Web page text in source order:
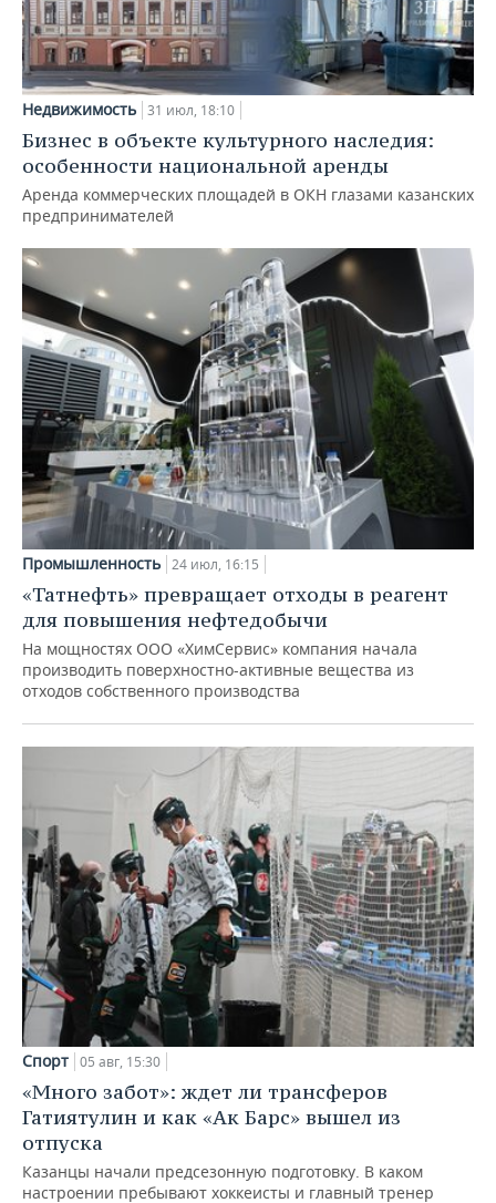
Недвижимость 31 июл, 18:10
Бизнес в объекте культурного наследия:
особенности национальной аренды
Аренда коммерческих площадей в ОКН глазами казанских
предпринимателей
Промышленность 24 июл, 16:15
«Татнефть» превращает отходы в реагент
для повышения нефтедобычи
На мощностях ООО «ХимСервис» компания начала
производить поверхностно-активные вещества из
отходов собственного производства
Спорт 05 авг, 15:30
«Много забот»: ждет ли трансферов
Гатиятулин и как «Ак Барс» вышел из
отпуска
Казанцы начали предсезонную подготовку. В каком
настроении пребывают хоккеисты и главный тренер